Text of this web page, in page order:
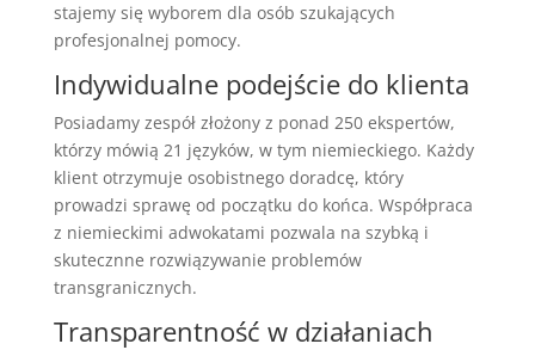
stajemy się wyborem dla osób szukających
profesjonalnej pomocy.
Indywidualne podejście do klienta
Posiadamy zespół złożony z ponad 250 ekspertów,
którzy mówią 21 języków, w tym niemieckiego. Każdy
klient otrzymuje osobistnego doradcę, który
prowadzi sprawę od początku do końca. Współpraca
z niemieckimi adwokatami pozwala na szybką i
skutecznne rozwiązywanie problemów
transgranicznych.
Transparentność w działaniach